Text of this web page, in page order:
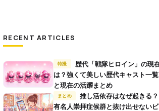
RECENT ARTICLES
特撮
は？強くて美しい歴代キャスト一覧
と現在の活躍まとめ
まとめ
推し活依存はなぜ起きる？
有名人崇拝症候群と抜け出せないビ